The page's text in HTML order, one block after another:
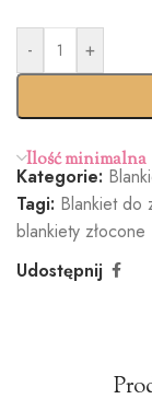
Standardo
- +
Ilość minimalna
Kategorie:
Tagi: Blankiet do
blankiety złocone
Udostępnij